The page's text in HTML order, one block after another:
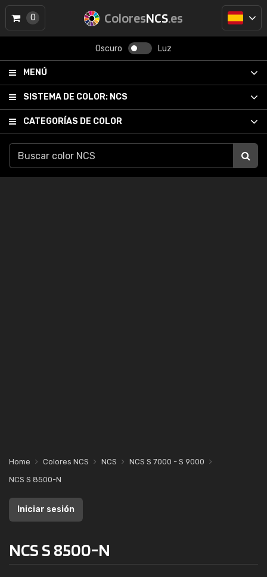
ColoresNCS.es
Oscuro Luz
MENÚ
SISTEMA DE COLOR: NCS
CATEGORÍAS DE COLOR
0
Home Colores NCS NCS
NCS S 7000 - S 9000
NCS S 8500-N
Iniciar sesión
NCS S 8500-N